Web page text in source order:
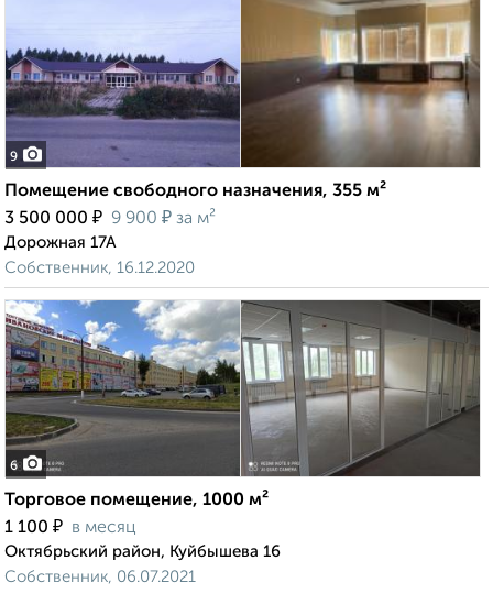
9
Помещение свободного назначения, 355 м²
3 500 000 ₽ 9 900 ₽ за м²
Дорожная 17А
Собственник, 16.12.2020
6
Торговое помещение, 1000 м²
1 100 ₽ в месяц
Октябрьский район, Куйбышева 16
Собственник, 06.07.2021